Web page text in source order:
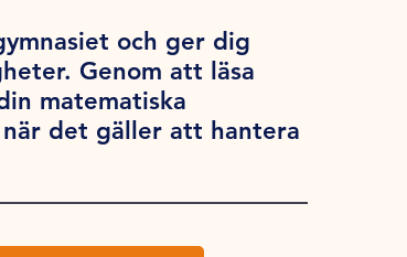
och ger dig
Genom att läsa
matematiska
det gäller att hantera